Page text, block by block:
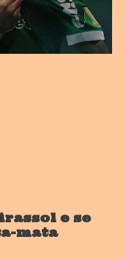
e se
mata